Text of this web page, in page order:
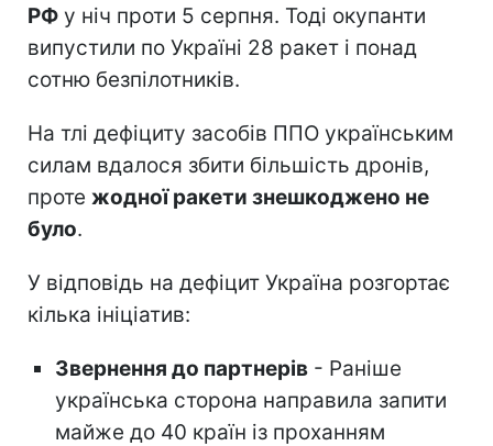
РФ у ніч проти 5 серпня. Тоді окупанти
випустили по Україні 28 ракет і понад
сотню безпілотників.
На тлі дефіциту засобів ППО українським
силам вдалося збити більшість дронів,
проте жодної ракети знешкоджено не
було.
У відповідь на дефіцит Україна розгортає
кілька ініціатив:
Звернення до партнерів - Раніше
українська сторона направила запити
майже до 40 країн із проханням